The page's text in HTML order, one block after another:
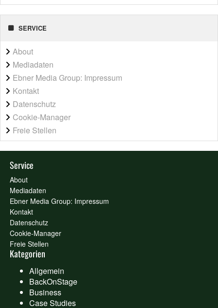
SERVICE
About
Mediadaten
Ebner Media Group: Impressum
Kontakt
Datenschutz
Cookie-Manager
Freie Stellen
Service
About
Mediadaten
Ebner Media Group: Impressum
Kontakt
Datenschutz
Cookie-Manager
Freie Stellen
Kategorien
Allgemein
BackOnStage
Business
Case Studies